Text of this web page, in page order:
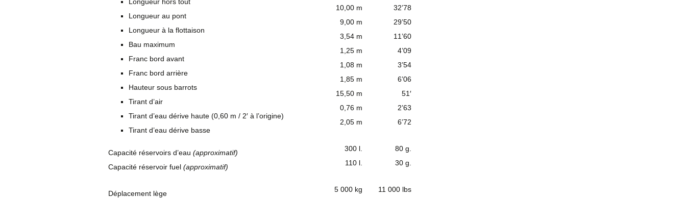
Longueur au pont
Longueur à la flottaison
Bau maximum
Franc bord avant
Franc bord arrière
Hauteur sous barrots
Tirant d’air
Tirant d’eau dérive haute (0,60 m / 2′ à l’origine)
Tirant d’eau dérive basse
Capacité réservoirs d’eau (approximatif)
Capacité réservoir fuel (approximatif)
Déplacement lège
10,00 m
9,00 m
3,54 m
1,25 m
1,08 m
1,85 m
15,50 m
0,76 m
2,05 m
300 l.
110 l.
5 000 kg
32’78
29’50
11’60
4’09
3’54
6’06
51′
2’63
6’72
80 g.
30 g.
11 000 lbs